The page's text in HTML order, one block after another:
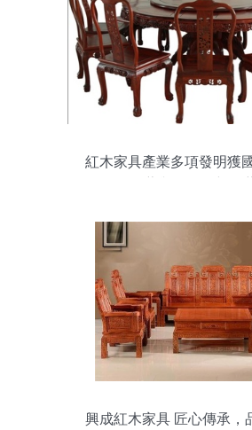
紅木家具產業多項發明獲
興成紅木家具 匠心傳承，